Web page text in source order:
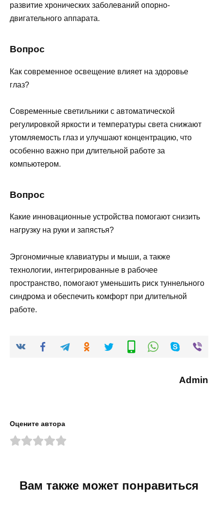
развитие хронических заболеваний опорно-
двигательного аппарата.
Вопрос
Как современное освещение влияет на здоровье
глаз?
Современные светильники с автоматической
регулировкой яркости и температуры света снижают
утомляемость глаз и улучшают концентрацию, что
особенно важно при длительной работе за
компьютером.
Вопрос
Какие инновационные устройства помогают снизить
нагрузку на руки и запястья?
Эргономичные клавиатуры и мыши, а также
технологии, интегрированные в рабочее
пространство, помогают уменьшить риск туннельного
синдрома и обеспечить комфорт при длительной
работе.
Admin
Оцените автора
Вам также может понравиться